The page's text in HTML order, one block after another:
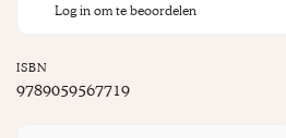
Log in om te beoordelen
ISBN
9789059567719